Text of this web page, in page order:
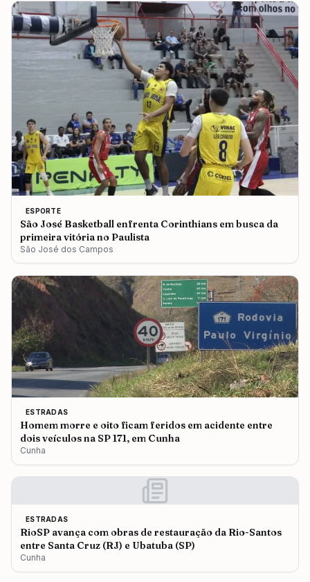
ESPORTE
São José Basketball enfrenta Corinthians em busca da
primeira vitória no Paulista
São José dos Campos
ESTRADAS
Homem morre e oito ficam feridos em acidente entre
dois veículos na SP 171, em Cunha
Cunha
ESTRADAS
RioSP avança com obras de restauração da Rio-Santos
entre Santa Cruz (RJ) e Ubatuba (SP)
Cunha